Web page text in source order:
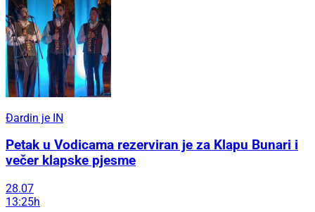
Đardin je IN
Petak u Vodicama rezerviran je za Klapu Bunari i
večer klapske pjesme
28.07
13:25h